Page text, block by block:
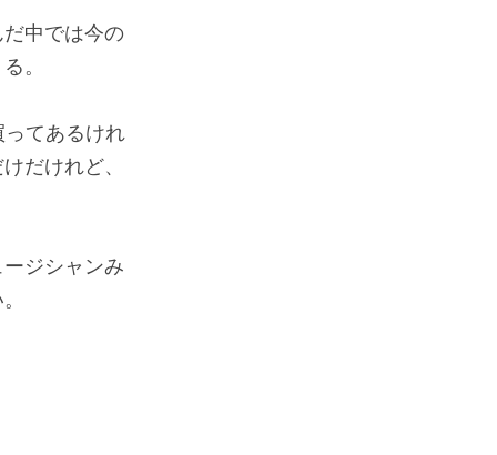
中では今の
。
ってあるけれ
だけれど、
ジシャンみ